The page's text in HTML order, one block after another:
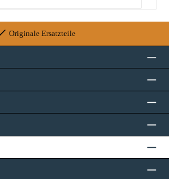
Originale Ersatzteile